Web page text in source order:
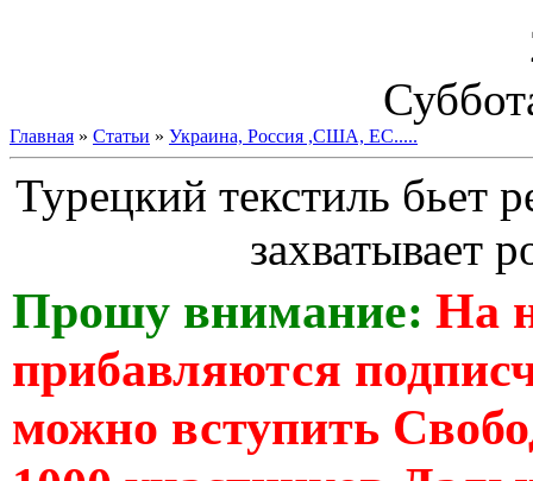
Главная » Статьи » Украина, Россия ,США, ЕС.....
Турецкий текстиль бьет
захватывает
Прошу внимание: На
прибавляются
можно вступить